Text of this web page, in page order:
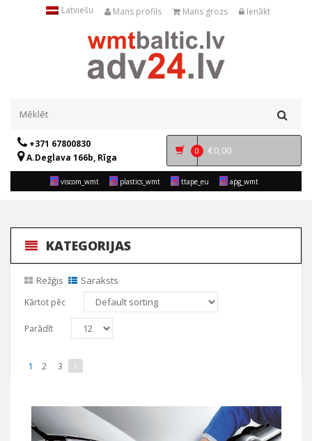
Latviešu Mans profils Mans grozs Ienākt
+371 67800830
A.Deglava 166b, Rīga
0 €0,00
viscom_wmt plastics_wmt ttape_eu apg_wmt
KATEGORIJAS
Režģis Saraksts
Kārtot pēc
Parādīt
1 2 3